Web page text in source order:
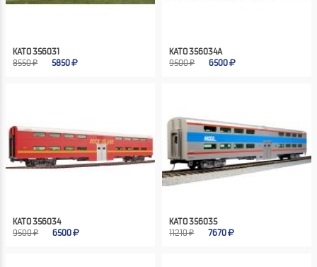
KATO 356031
8550 ₽
5850
KATO 356034A
9500 ₽
6500
KATO 356034
9500 ₽
6500
KATO 356035
11210 ₽
7670